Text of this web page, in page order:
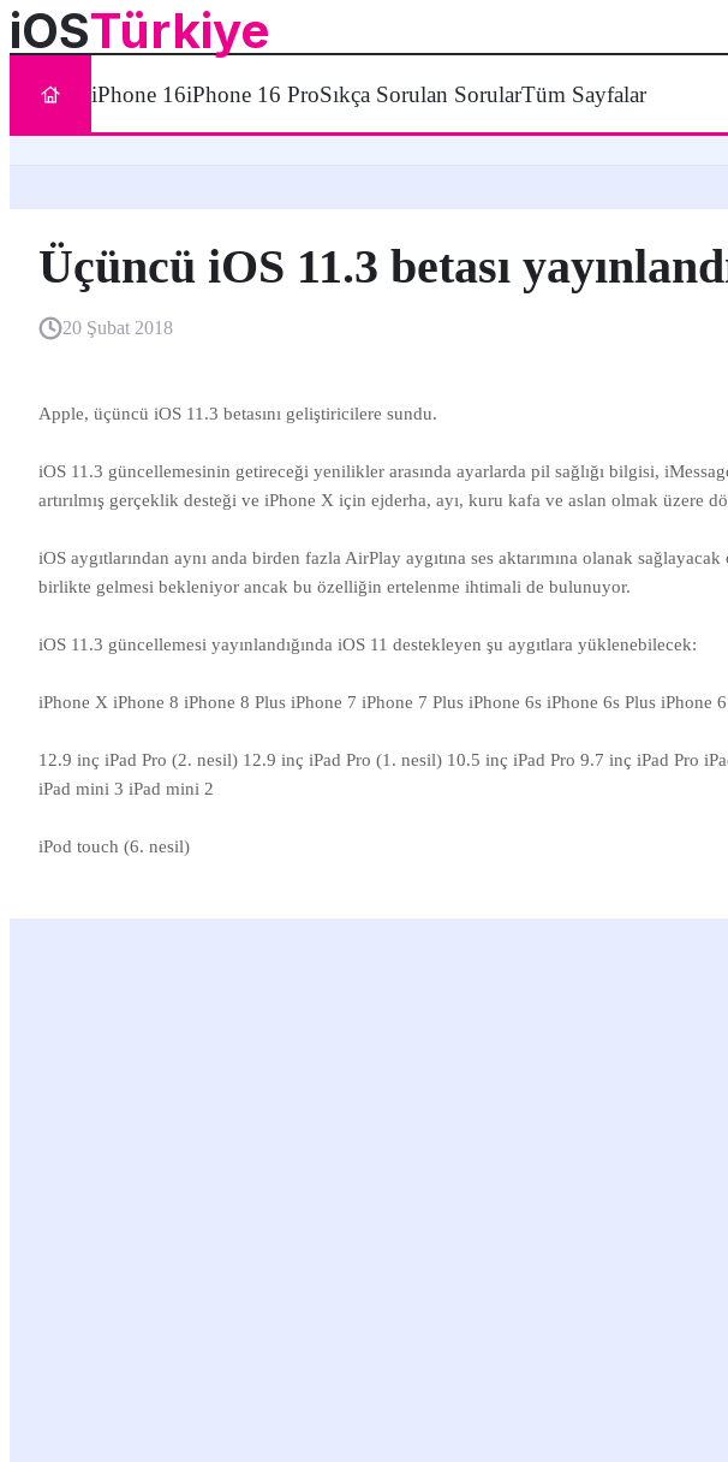
iOSTürkiye
iPhone 16iPhone 16 ProSıkça Sorulan SorularTüm Sayfalar
Üçüncü iOS 11.3 betası
20 Şubat 2018
Apple, üçüncü iOS 11.3 betasını geliştiricilere sundu.
iOS 11.3 güncellemesinin getireceği yenilikler arasında ayarlarda pil sağlığı bilgisi,
artırılmış gerçeklik desteği ve iPhone X için ejderha, ayı, kuru kafa ve aslan olmak üzere
iOS aygıtlarından aynı anda birden fazla AirPlay aygıtına ses aktarımına olanak
birlikte gelmesi bekleniyor ancak bu özelliğin ertelenme ihtimali de bulunuyor.
iOS 11.3 güncellemesi yayınlandığında iOS 11 destekleyen şu aygıtlara yüklenebilecek:
iPhone X iPhone 8 iPhone 8 Plus iPhone 7 iPhone 7 Plus iPhone 6s iPhone 6s Plus iPhone
12.9 inç iPad Pro (2. nesil) 12.9 inç iPad Pro (1. nesil) 10.5 inç iPad Pro 9.7 inç iPad Pro
iPad mini 3 iPad mini 2
iPod touch (6. nesil)